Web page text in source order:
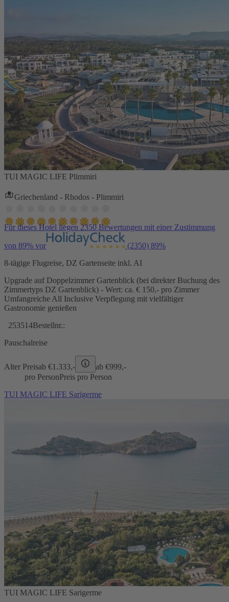
TUI MAGIC LIFE Plimmiri
Griechenland - Rhodos - Plimmiri
Für dieses Hotel liegen 2350 Bewertungen mit einer Zustimmung
von 89% vor (2350) 89%
8-tägige Flugreise, DZ Gartenseite inkl. AI
Upgrade auf Doppelzimmer Gartenblick (bei direkter Buchung des
Zimmertyps DZ Gartenblick) - Wert: ca. € 150,- pro Zimmer
Umfangreiche All Inclusive Verpflegung mit vielfältiger
Gastronomie genießen
253514Bestellnr.:
Pauschalreise
Alter Preisab €1.333,- ab €999,-
pro PersonPreis pro Person
TUI MAGIC LIFE Sarigerme
TUI MAGIC LIFE Sarigerme